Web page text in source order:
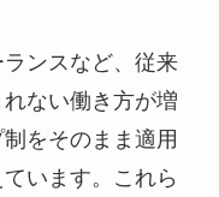
ンスなど、従来
ない働き方が増
をそのまま適用
います。これら